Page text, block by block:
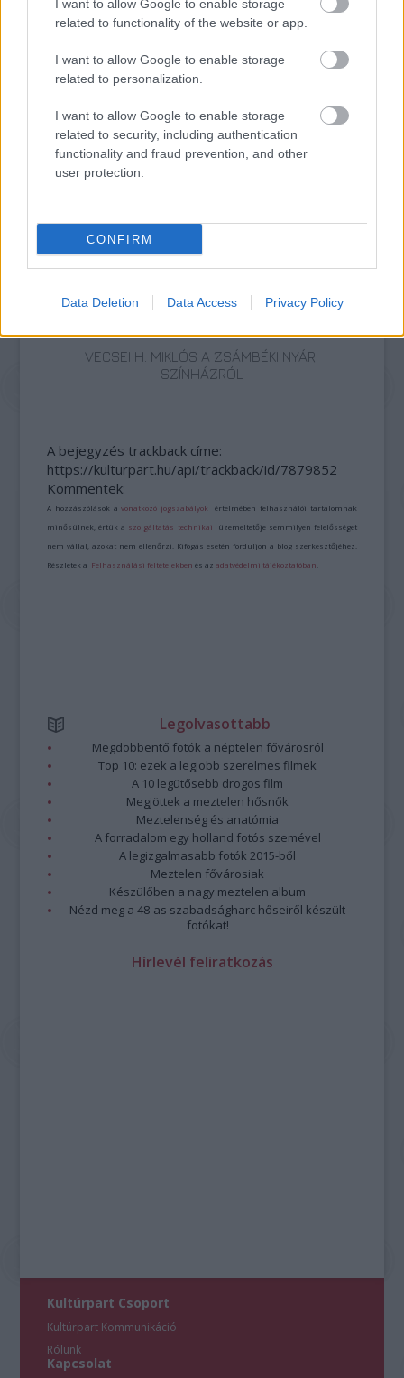
I want to allow Google to enable storage
related to functionality of the website or app.
I want to allow Google to enable storage
related to personalization.
I want to allow Google to enable storage
related to security, including authentication
functionality and fraud prevention, and other
user protection.
CONFIRM
Data Deletion Data Access Privacy Policy
BRASCH BENCE JÁTSSZA PORTHOST A SZEGEDI
VECSEI H. MIKLÓS A ZSÁMBÉKI NYÁRI
SZÍNHÁZRÓL
A bejegyzés trackback címe:
https://kulturpart.hu/api/trackback/id/7879852
Kommentek:
A hozzászólások avonatkozó jogszabályok értelmében felhasználói tartalomnak
minősülnek, értük a szolgáltatás technikai üzemeltetője semmilyen felelősséget
nem vállal, azokat nem ellenőrzi. Kifogás esetén forduljon a blog szerkesztőjéhez.
Részletek a Felhasználási feltételekben és azadatvédelmi tájékoztatóban
Legolvasottabb
Megdöbbentő fotók a néptelen fővárosról
Top 10: ezek a legjobb szerelmes filmek
A 10 legütősebb drogos film
Megjöttek a meztelen hősnők
Meztelenség és anatómia
A forradalom egy holland fotós szemével
A legizgalmasabb fotók 2015-ből
Meztelen fővárosiak
Készülőben a nagy meztelen album
Nézd meg a 48-as szabadságharc hőseiről készült
fotókat!
Hírlevél feliratkozás
Kultúrpart Csoport
Kultúrpart Kommunikáció
Rólunk
Kapcsolat